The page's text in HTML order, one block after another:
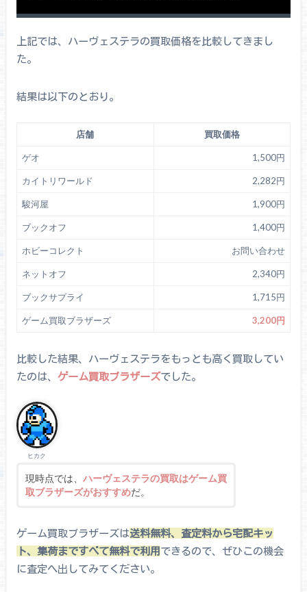
上記では、ハーヴェステラの買取価格を比較してきまし
た。
結果は以下のとおり。
店舗 買取価格
ゲオ 1,500円
カイトリワールド 2,282円
駿河屋 1,900円
ブックオフ 1,400円
ホビーコレクト お問い合わせ
ネットオフ 2,340円
ブックサプライ 1,715円
ゲーム買取ブラザーズ 3,200円
比較した結果、ハーヴェステラをもっとも高く買取してい
たのは、 ゲーム買取ブラザーズでした。
ヒカク
現時点では、 ハーヴェステラの買取はゲーム買
取ブラザーズがおすすめだ。
ゲーム買取ブラザーズは送料無料、査定料から宅配キッ
ト、集荷まですべて無料で利用 できるので、ぜひこの機会
に査定へ出してみてください。